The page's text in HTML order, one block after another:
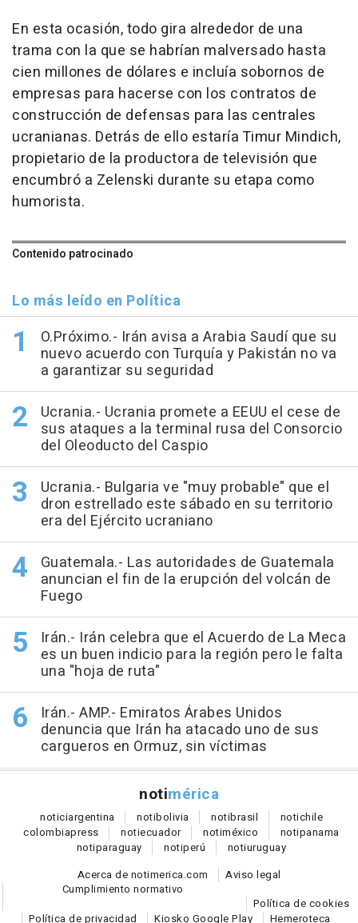
En esta ocasión, todo gira alrededor de una
trama con la que se habrían malversado hasta
cien millones de dólares e incluía sobornos de
empresas para hacerse con los contratos de
construcción de defensas para las centrales
ucranianas. Detrás de ello estaría Timur Mindich,
propietario de la productora de televisión que
encumbró a Zelenski durante su etapa como
humorista.
Contenido patrocinado
Lo más leído en Política
O.Próximo.- Irán avisa a Arabia Saudí que su
nuevo acuerdo con Turquía y Pakistán no va
a garantizar su seguridad
Ucrania.- Ucrania promete a EEUU el cese de
sus ataques a la terminal rusa del Consorcio
del Oleoducto del Caspio
Ucrania.- Bulgaria ve "muy probable" que el
dron estrellado este sábado en su territorio
era del Ejército ucraniano
Guatemala.- Las autoridades de Guatemala
anuncian el fin de la erupción del volcán de
Fuego
Irán.- Irán celebra que el Acuerdo de La Meca
es un buen indicio para la región pero le falta
una "hoja de ruta"
Irán.- AMP.- Emiratos Árabes Unidos
denuncia que Irán ha atacado uno de sus
cargueros en Ormuz, sin víctimas
notimérica
noticiargentina notibolivia notibrasil notichile
colombiapress notiecuador notiméxico notipanama
notiparaguay notiperú notiuruguay
Acerca de notimerica.com
Aviso legal
Cumplimiento normativo
Política de cookies
Política de privacidad
Kiosko Google Play Hemeroteca